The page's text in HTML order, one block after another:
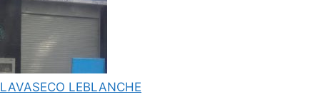
LAVASECO LEBLANCHE